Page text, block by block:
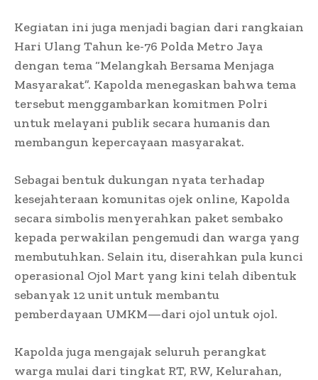
Kegiatan ini juga menjadi bagian dari rangkaian
Hari Ulang Tahun ke-76 Polda Metro Jaya
dengan tema “Melangkah Bersama Menjaga
Masyarakat”. Kapolda menegaskan bahwa tema
tersebut menggambarkan komitmen Polri
untuk melayani publik secara humanis dan
membangun kepercayaan masyarakat.
Sebagai bentuk dukungan nyata terhadap
kesejahteraan komunitas ojek online, Kapolda
secara simbolis menyerahkan paket sembako
kepada perwakilan pengemudi dan warga yang
membutuhkan. Selain itu, diserahkan pula kunci
operasional Ojol Mart yang kini telah dibentuk
sebanyak 12 unit untuk membantu
pemberdayaan UMKM—dari ojol untuk ojol.
Kapolda juga mengajak seluruh perangkat
warga mulai dari tingkat RT, RW, Kelurahan,